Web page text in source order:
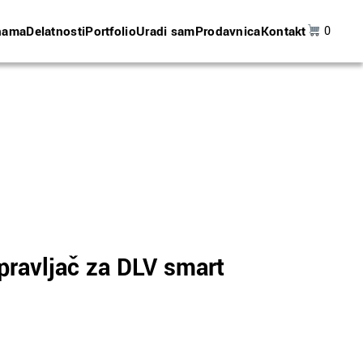
DelatnostiPortfolioUradi samProdavnicaKontakt 0
za DLV smart